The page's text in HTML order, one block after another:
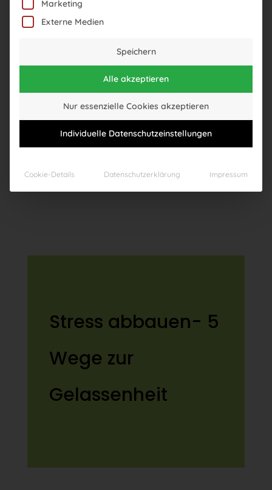
Stress abbauen- 5
Wege zur
Gelassenheit
Marketing
Externe Medien
Speichern
Alle akzeptieren
Nur essenzielle Cookies akzeptieren
Individuelle Datenschutzeinstellungen
Cookie-Details Datenschutzerklärung Impressum